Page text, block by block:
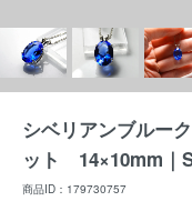
シベリアンブルー
ット 14×10mm｜
商品ID：179730757